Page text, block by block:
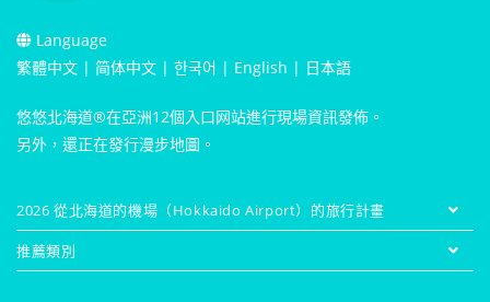
Language
繁體中文 | 简体中文 | 한국어 | English | 日本語
悠悠北海道®在亞洲12個入口网站進行現場資訊發佈。
另外，還正在發行漫步地圖。
2026 從北海道的機場（Hokkaido Airport）的旅行計畫
推薦類別